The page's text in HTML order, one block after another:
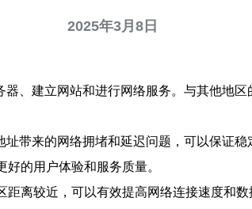
2025年3月8日
、建立网站和进行网络服务。与其他地
带来的网络拥堵和延迟问题，可以保证稳
的用户体验和服务质量。
离较近，可以有效提高网络连接速度和数